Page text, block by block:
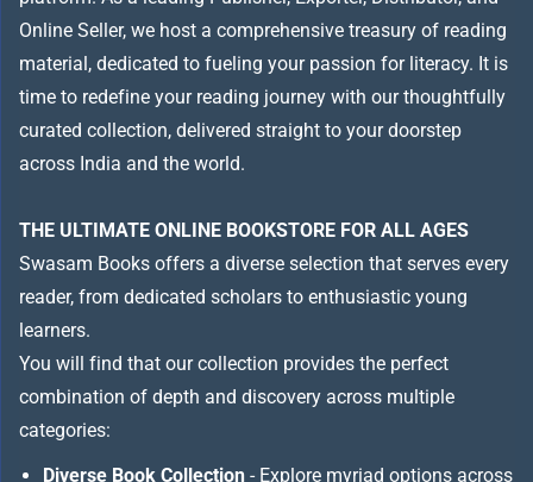
Online Seller, we host a comprehensive treasury of reading
material, dedicated to fueling your passion for literacy. It is
time to redefine your reading journey with our thoughtfully
curated collection, delivered straight to your doorstep
across India and the world.
THE ULTIMATE ONLINE BOOKSTORE FOR ALL AGES
Swasam Books offers a diverse selection that serves every
reader, from dedicated scholars to enthusiastic young
learners.
You will find that our collection provides the perfect
combination of depth and discovery across multiple
categories:
Diverse Book Collection - Explore myriad options across